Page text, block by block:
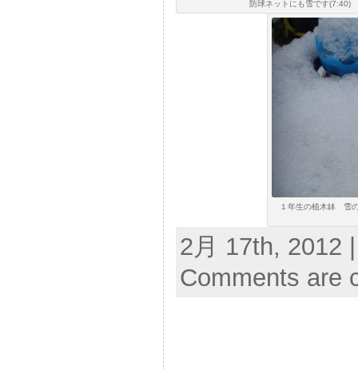
防球ネットにも雪です(7:40)
１年生の植木鉢 雪
2月 17th, 2012
Comments are